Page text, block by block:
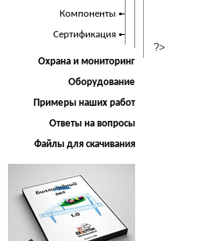
Компоненты
Сертификация
Охрана и мониторинг
Оборудование
Примеры наших работ
Ответы на вопросы
Файлы для скачивания
?>